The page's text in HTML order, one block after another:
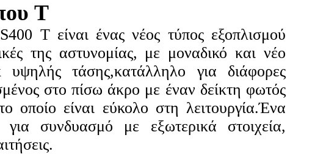
T
T είναι ένας νέος τύπος εξοπλισμού
της αστυνομίας, με μοναδικό και νέο
υψηλής τάσης,κατάλληλο για διάφορες
στο πίσω άκρο με έναν δείκτη φωτός
οποίο είναι εύκολο στη λειτουργία.Ένα
για συνδυασμό με εξωτερικά στοιχεία,